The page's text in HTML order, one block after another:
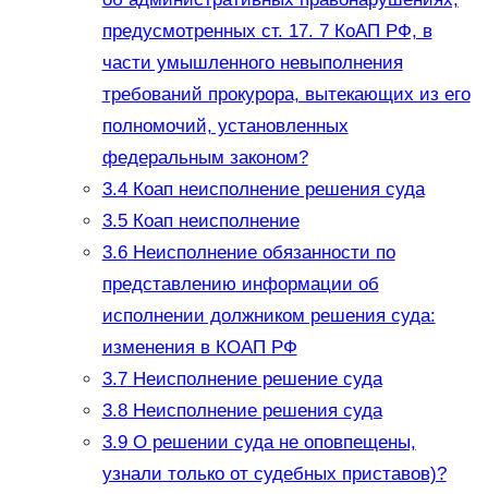
предусмотренных ст. 17. 7 КоАП РФ, в
части умышленного невыполнения
требований прокурора, вытекающих из его
полномочий, установленных
федеральным законом?
3.4Коап неисполнение решения суда
3.5Коап неисполнение
3.6Неисполнение обязанности по
представлению информации об
исполнении должником решения суда:
изменения в КОАП РФ
3.7Неисполнение решение суда
3.8Неисполнение решения суда
3.9О решении суда не оповпещены,
узнали только от судебных приставов)?